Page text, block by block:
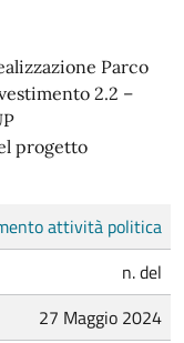
Parco
2.2 –
progetto
attività politica
n. del
27 Maggio 2024